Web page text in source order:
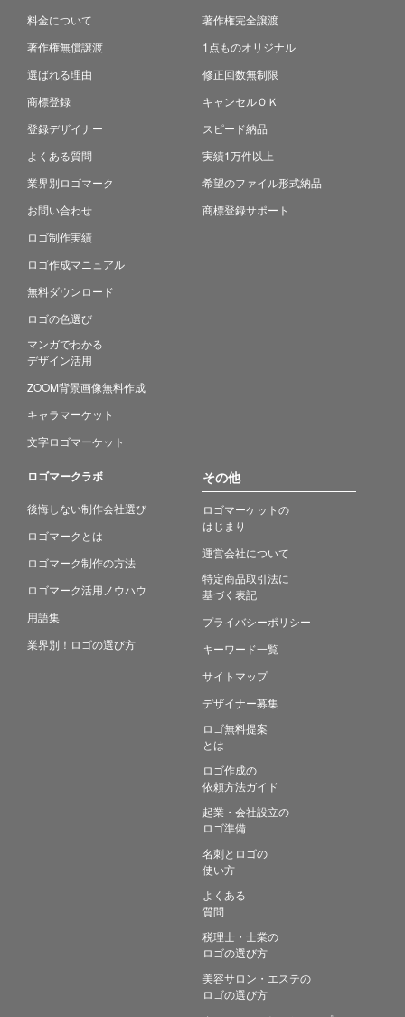
料金について
著作権無償譲渡
選ばれる理由
商標登録
登録デザイナー
よくある質問
業界別ロゴマーク
お問い合わせ
ロゴ制作実績
ロゴ作成マニュアル
無料ダウンロード
ロゴの色選び
マンガでわかる
デザイン活用
ZOOM背景画像無料作成
キャラマーケット
文字ロゴマーケット
著作権完全譲渡
1点ものオリジナル
修正回数無制限
キャンセルＯＫ
スピード納品
実績1万件以上
希望のファイル形式納品
商標登録サポート
ロゴマークラボ
後悔しない制作会社選び
ロゴマークとは
ロゴマーク制作の方法
ロゴマーク活用ノウハウ
用語集
業界別！ロゴの選び方
その他
ロゴマーケットの
はじまり
運営会社について
特定商品取引法に
基づく表記
プライバシーポリシー
キーワード一覧
サイトマップ
デザイナー募集
ロゴ無料提案
とは
ロゴ作成の
依頼方法ガイド
起業・会社設立の
ロゴ準備
名刺とロゴの
使い方
よくある
質問
税理士・士業の
ロゴの選び方
美容サロン・エステの
ロゴの選び方